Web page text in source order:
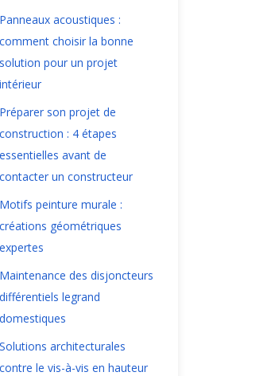
Panneaux acoustiques :
comment choisir la bonne
solution pour un projet
intérieur
Préparer son projet de
construction : 4 étapes
essentielles avant de
contacter un constructeur
Motifs peinture murale :
créations géométriques
expertes
Maintenance des disjoncteurs
différentiels legrand
domestiques
Solutions architecturales
contre le vis-à-vis en hauteur